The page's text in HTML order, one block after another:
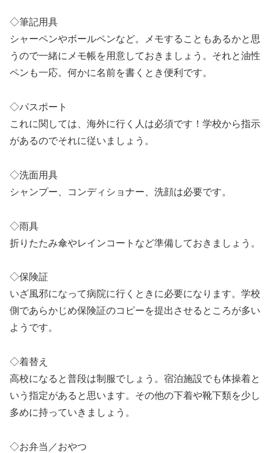
◇筆記用具
シャーペンやボールペンなど。メモすることもあるかと思
うので一緒にメモ帳を用意しておきましょう。それと油性
ペンも一応。何かに名前を書くとき便利です。
◇パスポート
これに関しては、海外に行く人は必須です！学校から指示
があるのでそれに従いましょう。
◇洗面用具
シャンプー、コンディショナー、洗顔は必要です。
◇雨具
折りたたみ傘やレインコートなど準備しておきましょう。
◇保険証
いざ風邪になって病院に行くときに必要になります。学校
側であらかじめ保険証のコピーを提出させるところが多い
ようです。
◇着替え
高校になると普段は制服でしょう。宿泊施設でも体操着と
いう指定があると思います。その他の下着や靴下類を少し
多めに持っていきましょう。
◇お弁当／おやつ